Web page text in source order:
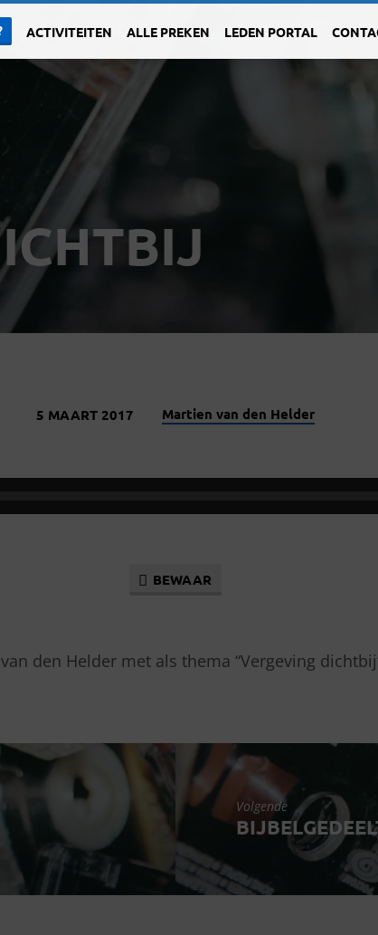
ACTIVITEITEN ALLE PREKEN LEDEN PORTAL
5 MAART 2017 Martien van den Helder
BEWAAR
den Helder met als thema “Vergeving
Volgende